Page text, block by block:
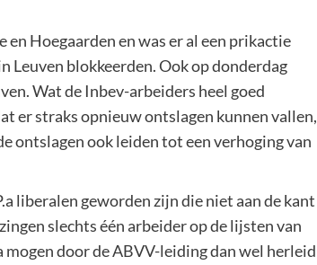
en Hoegaarden en was er al een prikactie
blokkeerden. Ook op donderdag
Wat de Inbev-arbeiders heel goed
er straks opnieuw ontslagen kunnen vallen,
ontslagen ook leiden tot een verhoging van
liberalen geworden zijn die niet aan de kant
slechts één arbeider op de lijsten van
mogen door de ABVV-leiding dan wel herleid